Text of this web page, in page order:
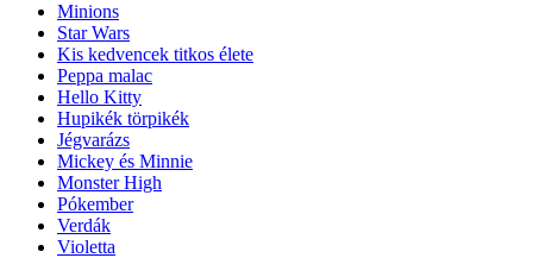
Minions
Star Wars
Kis kedvencek titkos élete
Peppa malac
Hello Kitty
Hupikék törpikék
Jégvarázs
Mickey és Minnie
Monster High
Pókember
Verdák
Violetta